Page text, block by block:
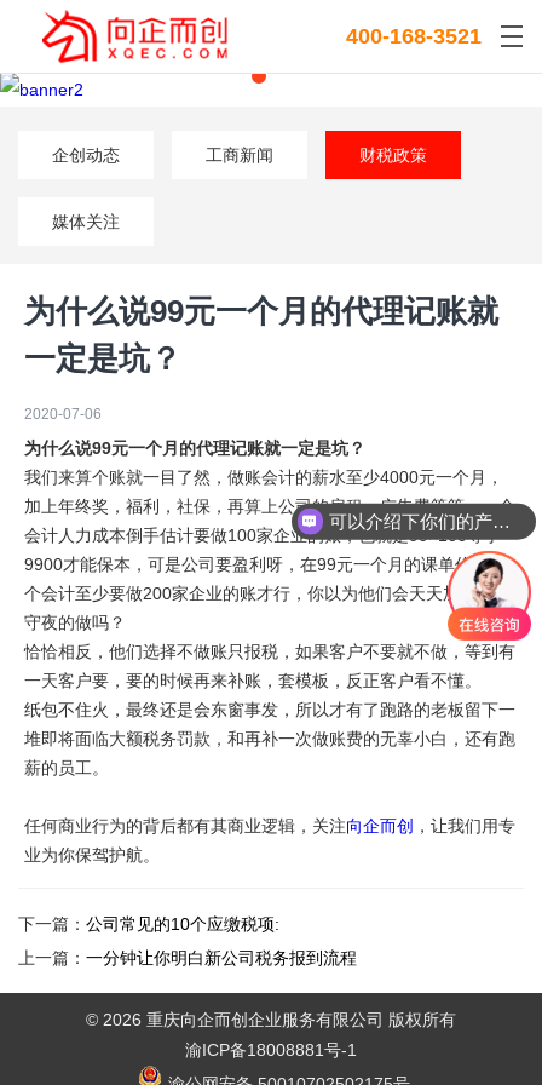
400-168-3521
企创动态 工商新闻 财税政策
媒体关注
为什么说99元一个月的代理记账就
一定是坑？
2020-07-06
为什么说99元一个月的代理记账就一定是坑？
我们来算个账就一目了然，做账会计的薪水至少4000元一个月，
加上年终奖，福利，社保，再算上公司的房租，广告费等等，一个
会计人力成本倒手估计要做100家企业的账，也就是99×100等于
9900才能保本，可是公司要盈利呀，在99元一个月的课单价下一
个会计至少要做200家企业的账才行，你以为他们会天天加班熬更
守夜的做吗？
恰恰相反，他们选择不做账只报税，如果客户不要就不做，等到有
一天客户要，要的时候再来补账，套模板，反正客户看不懂。
纸包不住火，最终还是会东窗事发，所以才有了跑路的老板留下一
堆即将面临大额税务罚款，和再补一次做账费的无辜小白，还有跑
薪的员工。
任何商业行为的背后都有其商业逻辑，关注向企而创 ，让我们用专
业为你保驾护航。
下一篇： 公司常见的10个应缴税项:
上一篇： 一分钟让你明白新公司税务报到流程
© 2026 重庆向企而创企业服务有限公司 版权所有
渝ICP备18008881号-1
可以介绍下你们的产品么？